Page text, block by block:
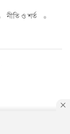
নীতি ও শর্ত